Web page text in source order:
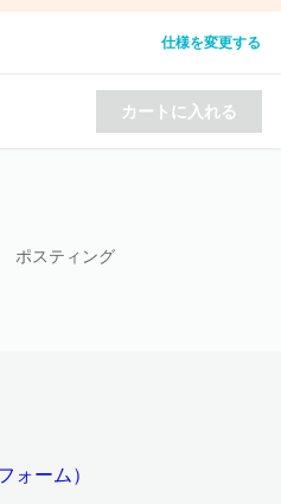
仕様を変更する
カートに入れる
ポスティング
ォーム）